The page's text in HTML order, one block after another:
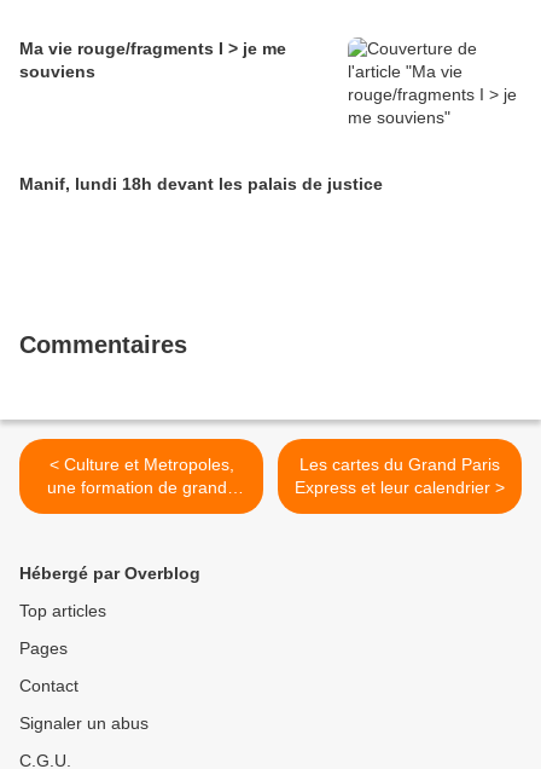
Ma vie rouge/fragments I > je me
souviens
Manif, lundi 18h devant les palais de justice
Commentaires
< Culture et Metropoles,
une formation de grande
qualité pour les Grands
Les cartes du Grand Paris
Express et leur calendrier >
Hébergé par Overblog
Top articles
Pages
Contact
Signaler un abus
C.G.U.